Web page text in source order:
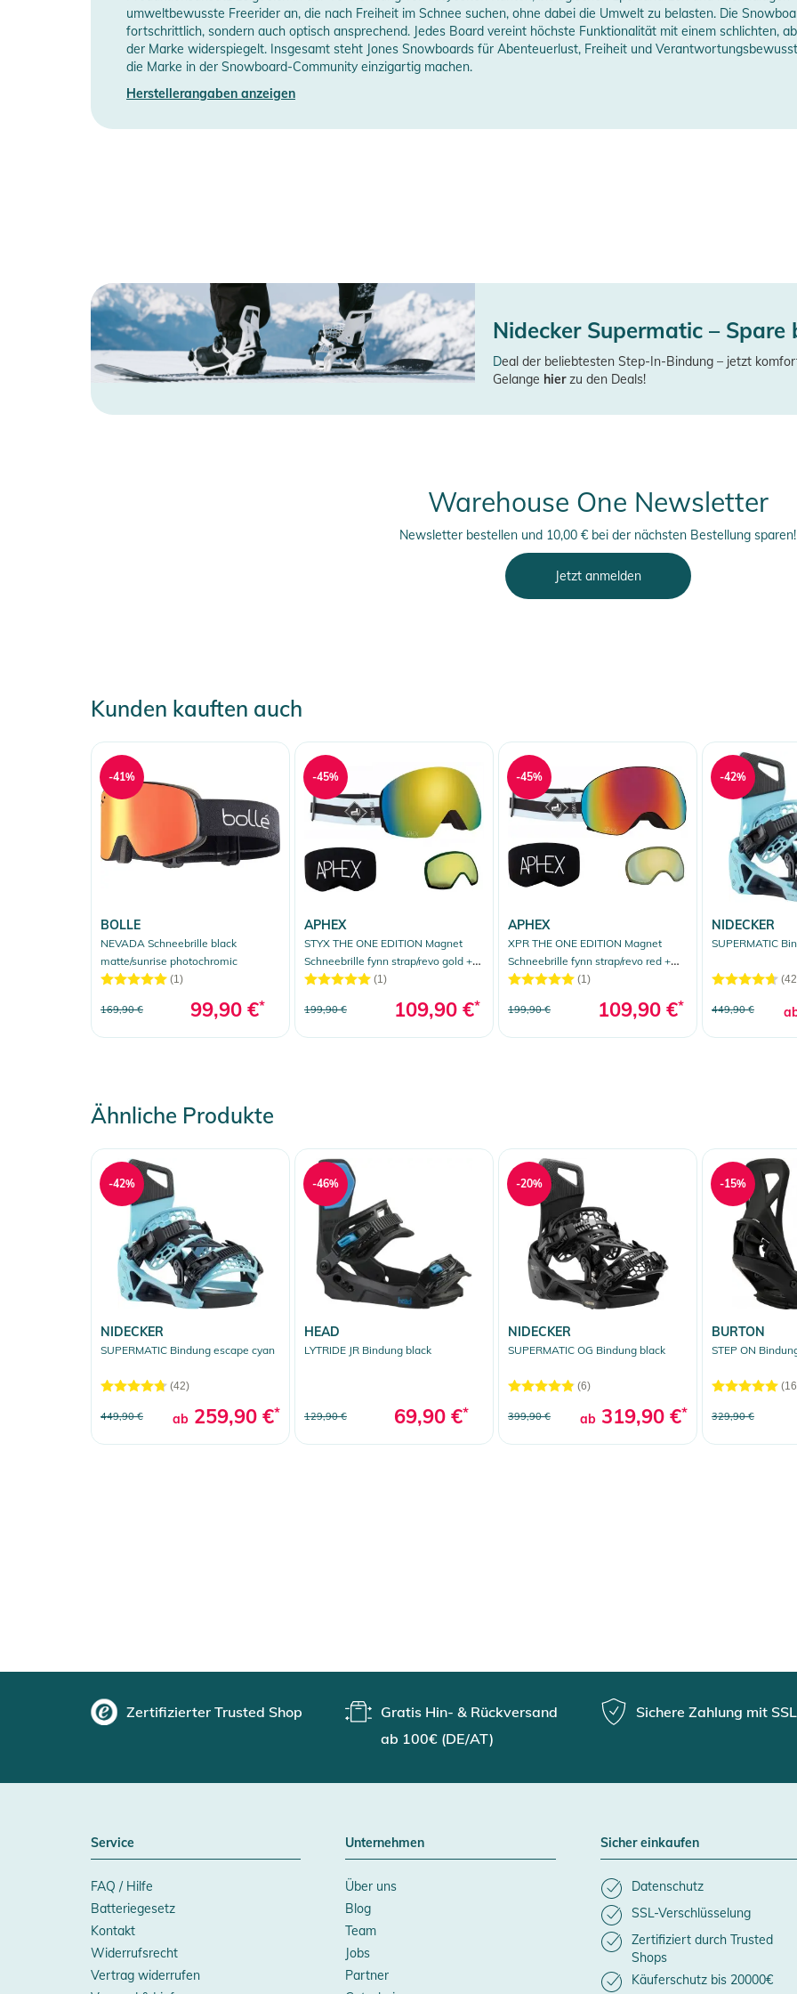
Einsatzbereich:
· Freeride · All-Mountain · Präziser Freestyle
Produktinformationen und Sicherheitshinweise
Gebrauchsanweisungen, Sicherheitshinweise und Warnungen finden Sie direkt am Produkt.
umweltbewusste Freerider an, die nach Freiheit im Schnee suchen, ohne dabei die Umwelt zu belasten. Die
fortschrittlich, sondern auch optisch ansprechend. Jedes Board vereint höchste Funktionalität mit einem schlichten,
der Marke widerspiegelt. Insgesamt steht Jones Snowboards für Abenteuerlust, Freiheit und
die Marke in der Snowboard-Community einzigartig machen.
Herstellerangaben anzeigen
Nidecker Supermatic – Spare
Deal der beliebtesten Step-In-Bindung – jetzt
Gelange hierzu den Deals!
Warehouse One Newsletter
Newsletter bestellen und 10,00 € bei der nächsten Bestellung sparen!
Jetzt anmelden
Kunden kauften auch
BOLLE
NEVADA Schneebrille black
matte/sunrise photochromic
(1)
169,90 € 99,90 €*
-41%
APHEX
STYX THE ONE EDITION Magnet
Schneebrille fynn strap/revo gold +
Zusatzglas yellow
(1)
199,90 € 109,90 €*
-45%
APHEX
XPR THE ONE EDITION Magnet
Schneebrille fynn strap/revo red +
Zusatzglas yellow
(1)
199,90 € 109,90 €*
-45%
NIDECKER
SUPERMATIC
449,90 €
-42%
Ähnliche Produkte
NIDECKER
SUPERMATIC Bindung escape cyan
(42)
449,90 € ab 259,90 €*
-42%
HEAD
LYTRIDE JR Bindung black
129,90 € 69,90 €*
-46%
NIDECKER
SUPERMATIC OG Bindung black
(6)
399,90 € ab 319,90 €*
-20%
BURTON
STEP ON
329,90 €
-15%
Zertifizierter Trusted Shop
Gratis Hin- & Rückversand
ab 100€ (DE/AT)
Sichere Zahlung mit SSL
Service
FAQ / Hilfe
Batteriegesetz
Kontakt
Widerrufsrecht
Vertrag widerrufen
Unternehmen
Über uns
Blog
Team
Jobs
Partner
Sicher einkaufen
Datenschutz
SSL-Verschlüsselung
Zertifiziert durch Trusted
Shops
Käuferschutz bis 20000€